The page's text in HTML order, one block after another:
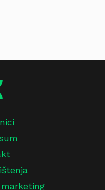
marketing